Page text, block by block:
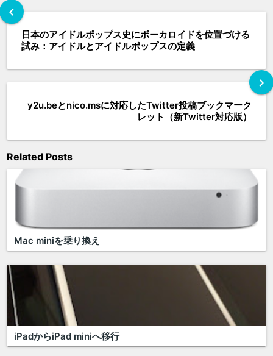
chevron_left
日本のアイドルポップス史にボーカロイドを位置づける
試み：アイドルとアイドルポップスの定義
chevron_right
y2u.beとnico.msに対応したTwitter投稿ブックマーク
レット（新Twitter対応版）
Related Posts
Mac miniを乗り換え
iPadからiPad miniへ移行